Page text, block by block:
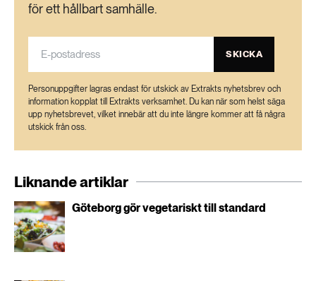
för ett hållbart samhälle.
SKICKA
Personuppgifter lagras endast för utskick av Extrakts nyhetsbrev och
information kopplat till Extrakts verksamhet. Du kan när som helst säga
upp nyhetsbrevet, vilket innebär att du inte längre kommer att få några
utskick från oss.
Liknande artiklar
Göteborg gör vegetariskt till standard